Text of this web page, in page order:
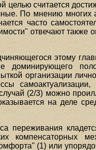
считается
По мнению
часто
отвечают также
этому
доминирующего
организации
(2/3) можно
на деле
компенсаторных
(1) или